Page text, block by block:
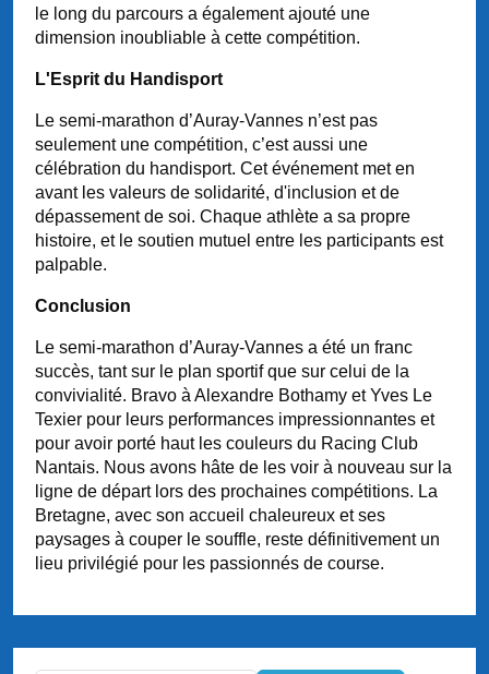
le long du parcours a également ajouté une
dimension inoubliable à cette compétition.
L'Esprit du Handisport
Le semi-marathon d’Auray-Vannes n’est pas
seulement une compétition, c’est aussi une
célébration du handisport. Cet événement met en
avant les valeurs de solidarité, d'inclusion et de
dépassement de soi. Chaque athlète a sa propre
histoire, et le soutien mutuel entre les participants est
palpable.
Conclusion
Le semi-marathon d’Auray-Vannes a été un franc
succès, tant sur le plan sportif que sur celui de la
convivialité. Bravo à Alexandre Bothamy et Yves Le
Texier pour leurs performances impressionnantes et
pour avoir porté haut les couleurs du Racing Club
Nantais. Nous avons hâte de les voir à nouveau sur la
ligne de départ lors des prochaines compétitions. La
Bretagne, avec son accueil chaleureux et ses
paysages à couper le souffle, reste définitivement un
lieu privilégié pour les passionnés de course.